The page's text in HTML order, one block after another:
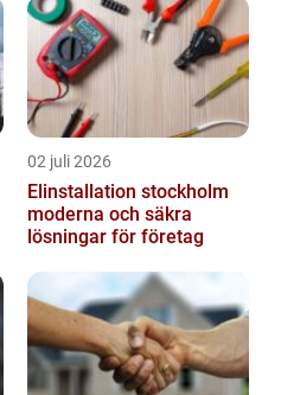
02 juli 2026
Elinstallation stockholm
moderna och säkra
lösningar för företag